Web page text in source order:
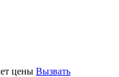
цены Вызвать